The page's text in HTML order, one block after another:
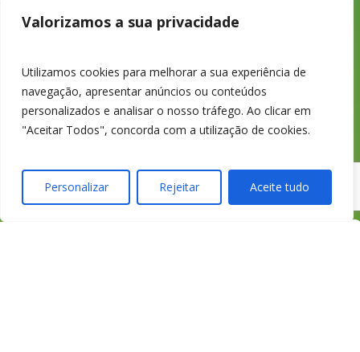
Valorizamos a sua privacidade
Utilizamos cookies para melhorar a sua experiência de
navegação, apresentar anúncios ou conteúdos
personalizados e analisar o nosso tráfego. Ao clicar em
"Aceitar Todos", concorda com a utilização de cookies.
Personalizar Rejeitar Aceite tudo
233 426 925
Chamada para a
rede fixa nacional